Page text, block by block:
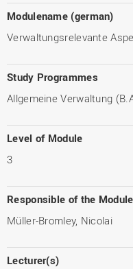
Modulename (german)
Verwaltungsrelevante
Study Programmes
Allgemeine Verwaltung
Level of Module
3
Responsible of the Module
Müller-Bromley, Nicolai
Lecturer(s)